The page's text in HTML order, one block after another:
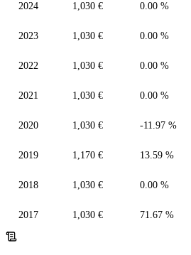
2024 1,030 € 0.00 %
2023 1,030 € 0.00 %
2022 1,030 € 0.00 %
2021 1,030 € 0.00 %
2020 1,030 € -11.97 %
2019 1,170 € 13.59 %
2018 1,030 € 0.00 %
2017 1,030 € 71.67 %